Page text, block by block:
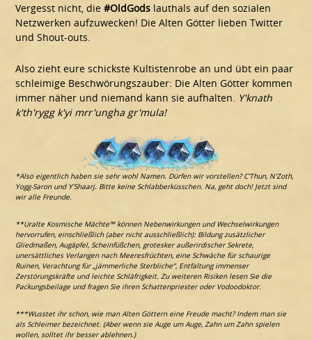
Vergesst nicht, die#OldGods lauthals auf den sozialen
Netzwerken aufzuwecken! Die Alten Götter lieben Twitter
und Shout-outs.
Also zieht eure schickste Kultistenrobe an und übt ein paar
schleimige Beschwörungszauber: Die Alten Götter kommen
immer näher und niemand kann sie aufhalten. Y'knath
k'th'rygg k'yi mrr'ungha gr'mula!
*Also eigentlich haben sie sehr wohl Namen. Dürfen wir vorstellen? C'Thun, N'Zoth,
Yogg-Saron und Y'Shaarj. Bitte keine Schlabberküsschen. Na, geht doch! Jetzt sind
wir alle Freunde.
**Uralte Kosmische Mächte™ können Nebenwirkungen und Wechselwirkungen
hervorrufen, einschließlich (aber nicht ausschließlich): Bildung zusätzlicher
Gliedmaßen, Augäpfel, Scheinfüßchen, grotesker außerirdischer Sekrete,
unersättliches Verlangen nach Meeresfrüchten, eine Schwäche für schaurige
Ruinen, Verachtung für „jämmerliche Sterbliche“, Entfaltung immenser
Zerstörungskräfte und leichte Schläfrigkeit. Zu weiteren Risiken lesen Sie die
Packungsbeilage und fragen Sie ihren Schattenpriester oder Vodoodoktor.
***Wusstet ihr schon, wie man Alten Göttern eine Freude macht? Indem man sie
als Schleimer bezeichnet. (Aber wenn sie Auge um Auge, Zahn um Zahn spielen
wollen, solltet ihr besser ablehnen.)